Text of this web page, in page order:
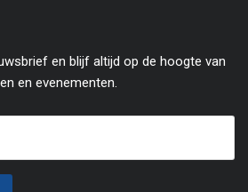
en blijf altijd op de hoogte van
en evenementen.